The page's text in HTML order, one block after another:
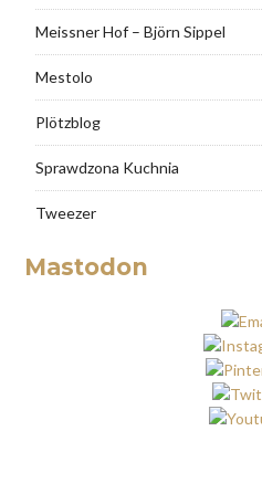
Meissner Hof – Björn Sippel
Mestolo
Plötzblog
Sprawdzona Kuchnia
Tweezer
Mastodon